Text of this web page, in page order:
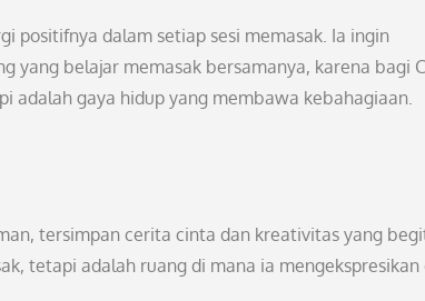
positifnya dalam setiap sesi memasak. Ia ingin
yang belajar memasak bersamanya, karena bagi
adalah gaya hidup yang membawa kebahagiaan.
tersimpan cerita cinta dan kreativitas yang
tetapi adalah ruang di mana ia mengekspresikan